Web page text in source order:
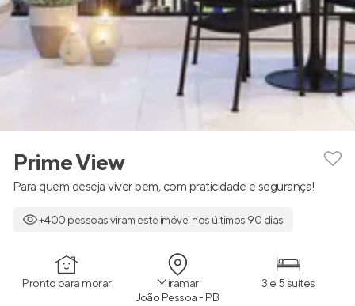
Prime View
Para quem deseja viver bem, com praticidade e segurança!
+400 pessoas viram este imóvel nos últimos 90 dias
Pronto para morar Miramar
João Pessoa - PB
3 e 5 suítes